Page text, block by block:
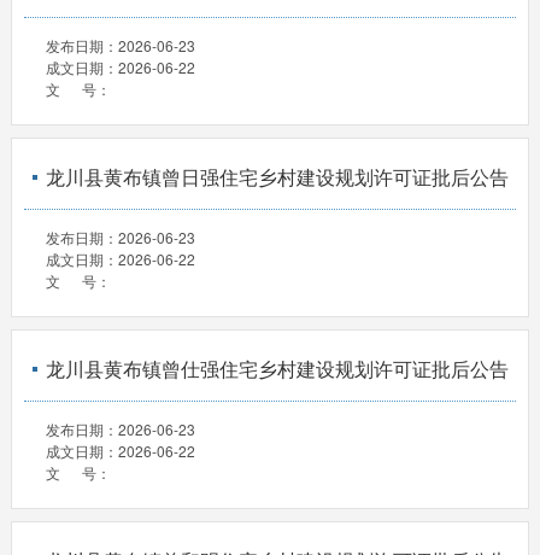
发布日期： 2026-06-23
成文日期： 2026-06-22
文 号：
龙川县黄布镇曾日强住宅乡村建设规划许可证批后公告
发布日期： 2026-06-23
成文日期： 2026-06-22
文 号：
龙川县黄布镇曾仕强住宅乡村建设规划许可证批后公告
发布日期： 2026-06-23
成文日期： 2026-06-22
文 号：